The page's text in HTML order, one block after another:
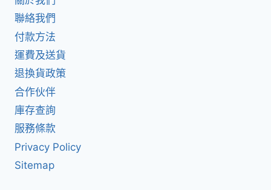
聯絡我們
付款方法
運費及送貨
退換貨政策
合作伙伴
庫存查詢
服務條款
Privacy Policy
Sitemap